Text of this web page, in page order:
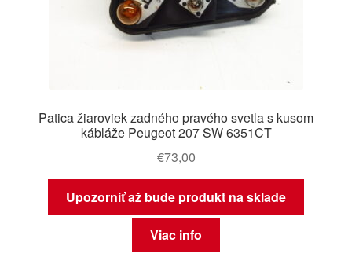
Patica žiaroviek zadného pravého svetla s kusom
kábláže Peugeot 207 SW 6351CT
€73,00
Upozorniť až bude produkt na sklade
Viac info